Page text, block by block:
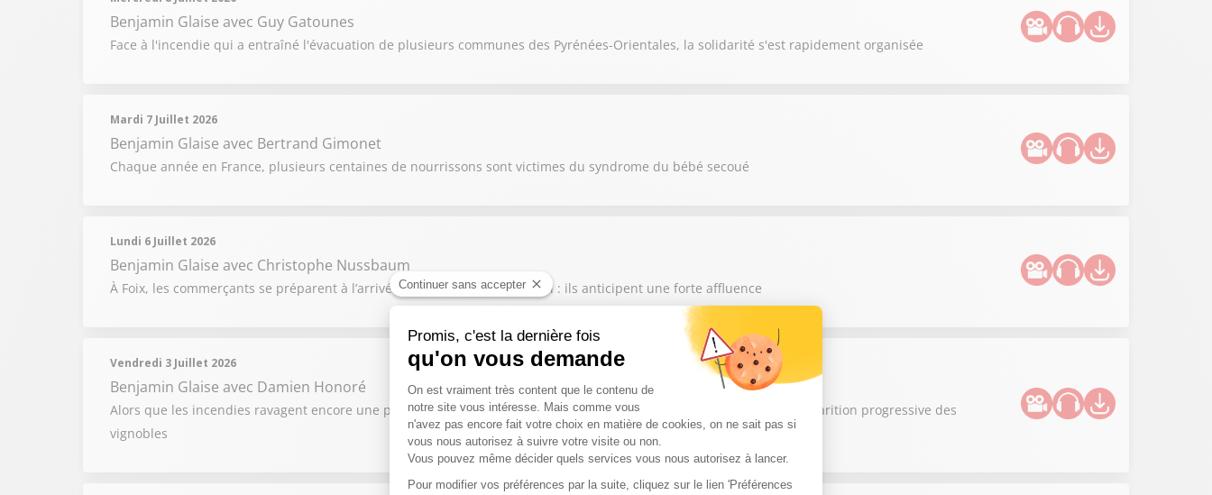
Benjamin Glaise avec Guy Gatounes
Face à l'incendie qui a entraîné l'évacuation de plusieurs communes des Pyrénées-Orientales, la solidarité s'est rapidement organisée
Mardi 7 Juillet 2026
Benjamin Glaise avec Bertrand Gimonet
Chaque année en France, plusieurs centaines de nourrissons sont victimes du syndrome du bébé secoué
Lundi 6 Juillet 2026
Benjamin Glaise avec Christophe Nussbaum
À Foix, les commerçants se préparent à l’arrivée du Tour de France mardi : ils anticipent une forte affluence
Vendredi 3 Juillet 2026
Benjamin Glaise avec Damien Honoré
Alors que les incendies ravagent encore une partie de l'Aude, Damien Honoré alerte sur les conséquences de la disparition progressive des
vignobles